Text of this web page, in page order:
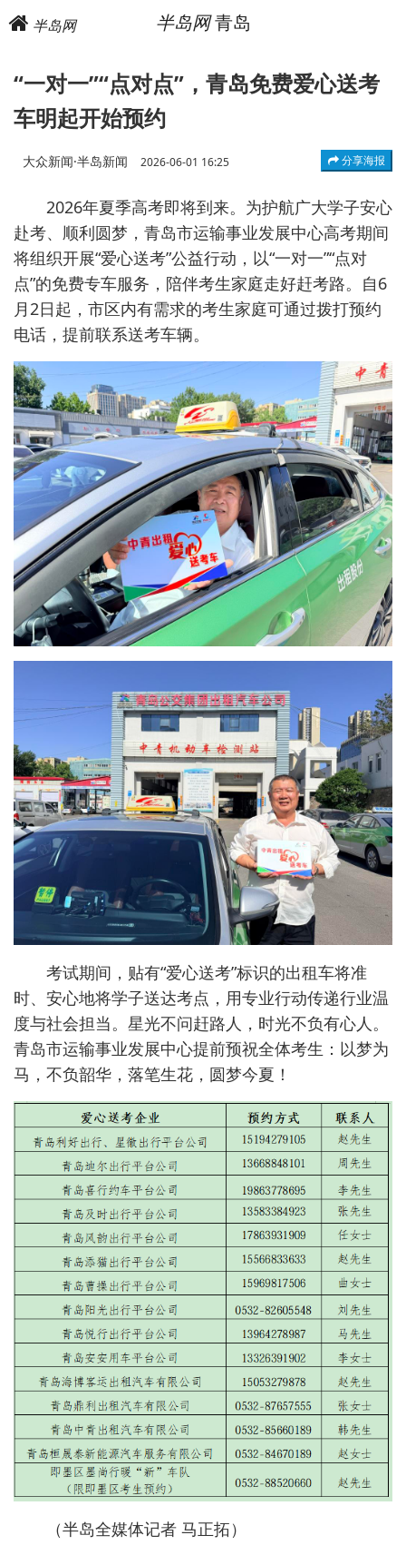
半岛网 半岛网青岛
“一对一”“点对点”，青岛免费爱心送考
车明起开始预约
大众新闻·半岛新闻 2026-06-01 16:25 分享海报
2026年夏季高考即将到来。为护航广大学子安心
赴考、顺利圆梦，青岛市运输事业发展中心高考期间
将组织开展“爱心送考”公益行动，以“一对一”“点对
点”的免费专车服务，陪伴考生家庭走好赶考路。自6
月2日起，市区内有需求的考生家庭可通过拨打预约
电话，提前联系送考车辆。
考试期间，贴有“爱心送考”标识的出租车将准
时、安心地将学子送达考点，用专业行动传递行业温
度与社会担当。星光不问赶路人，时光不负有心人‌。
青岛市运输事业发展中心提前预祝全体考生：以梦为
马，不负韶华，落笔生花，圆梦今夏！
（半岛全媒体记者 马正拓）